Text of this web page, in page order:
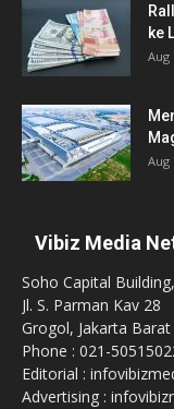
ke
Aug
Aug
Vibiz Media
Soho Capital
Jl. S. Parman Kav 28
Grogol, Jakarta Barat
Phone : 021-
Editorial :
Advertising :